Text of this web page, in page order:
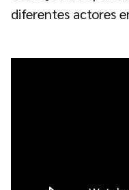
diferentes actores